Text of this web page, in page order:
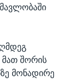
მათ შორის
მონადირე